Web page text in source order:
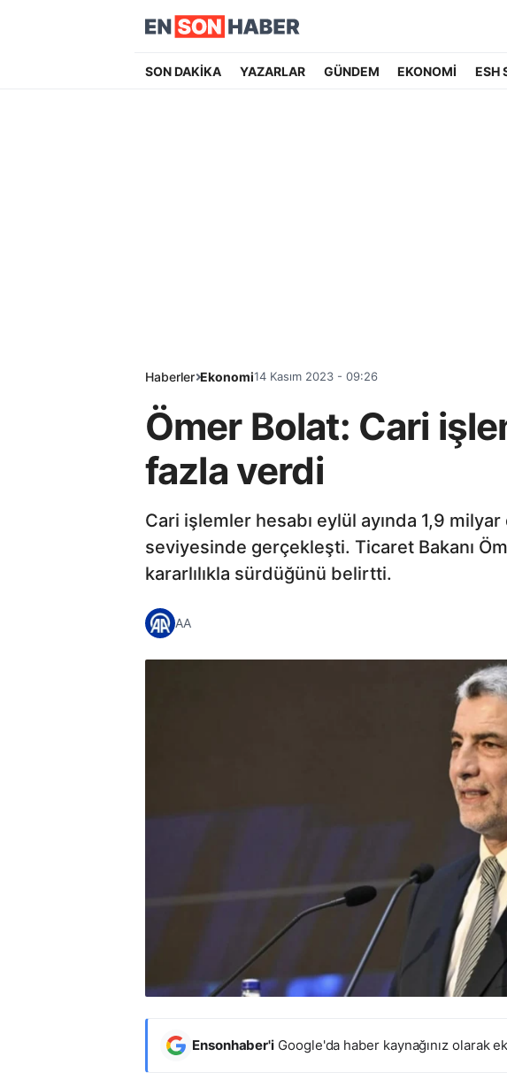
SON DAKİKA YAZARLAR GÜNDEM EKONOMİ ESH
Haberler Ekonomi14 Kasım 2023 - 09:26
Ömer Bolat: Cari
fazla verdi
Cari işlemler hesabı eylül ayında 1,9
seviyesinde gerçekleşti. Ticaret Bakanı
kararlılıkla sürdüğünü belirtti.
AA
Ensonhaber'i Google'da haber kaynağınız olarak